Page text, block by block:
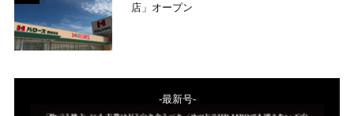
店」オープン
-最新号-